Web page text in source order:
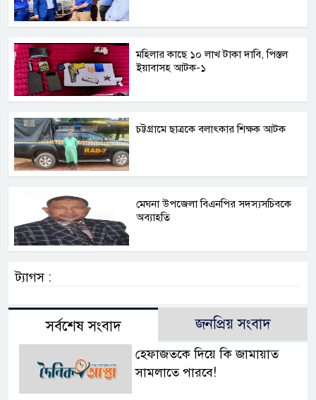
মহিলার কাছে ১০ লাখ টাকা দাবি, পিস্তল
ইয়াবাসহ আটক-১
চট্টগ্রামে ছাত্রকে বলাৎকার শিক্ষক আটক
মেঘনা উপজেলা বিএনপির সদস্যসচিবকে
অব্যাহতি
ট্যাগস :
সর্বশেষ সংবাদ জনপ্রিয় সংবাদ
হেফাজতকে দিয়ে কি জামায়াত
সামলাতে পারবে!